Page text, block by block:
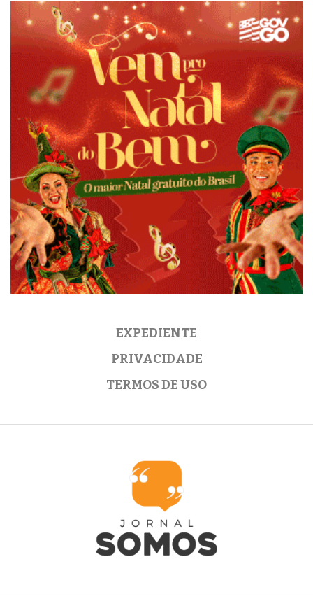
EXPEDIENTE
PRIVACIDADE
TERMOS DE USO